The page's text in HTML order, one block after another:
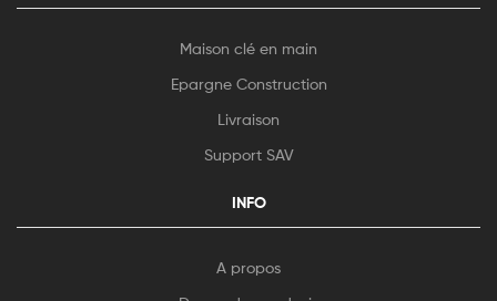
Maison clé en main
Epargne Construction
Livraison
Support SAV
INFO
A propos